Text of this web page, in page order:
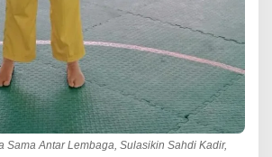
Sama Antar Lembaga, Sulasikin Sahdi Kadir,